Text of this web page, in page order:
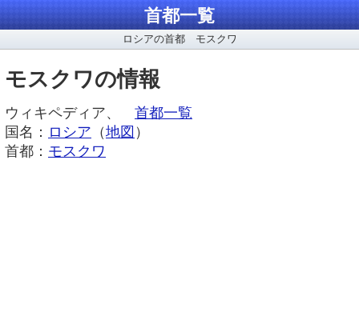
首都一覧
ロシアの首都 モスクワ
モスクワの情報
ウィキペディア、 首都一覧
国名： ロシア （地図 ）
首都： モスクワ